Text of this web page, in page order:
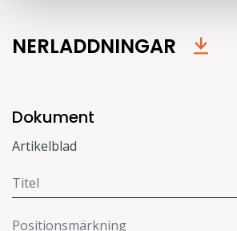
NERLADDNINGAR
Dokument
Artikelblad